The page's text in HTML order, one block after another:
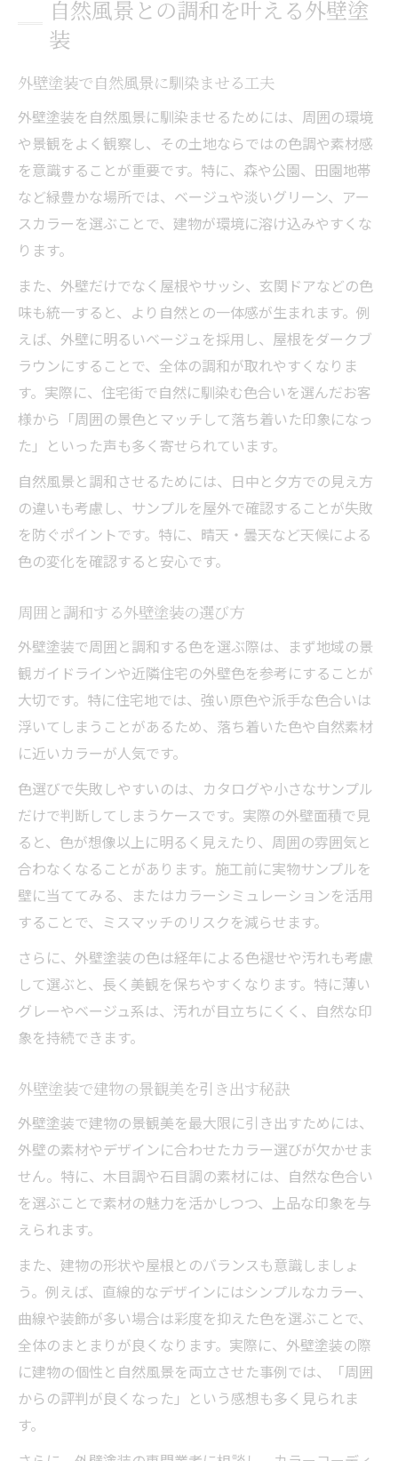
外壁塗装の色選びで迷わない判断基準
外壁塗装で避けたい色の特徴と理由
外壁塗装の色決めで後悔しないコツ
外壁塗装に適した色とふさわしくない色の
違い
周囲に馴染む外壁塗装はどんな色が最適か
外壁塗装で周囲に溶け込むカラー選定の極
自然風景に最適な外壁塗装色の選び方を解
説
外壁塗装で景観美を保つおすすめカラーパ
ターン
外壁塗装で選ばれる人気色の共通点と傾向
外壁塗装の色が周囲と調和する理由とポイ
景観美を守るための外壁塗装ポイント
外壁塗装で景観美を維持する実践ポイント
外壁塗装が景観に与える影響と配慮点
外壁塗装で美観を損なわないための注意点
外壁塗装の景観配慮で地域の印象もアップ
2025年注目の自然風カラーと外壁塗装
外壁塗装で注目される2025年の自然風カラ
ー
2025年人気の外壁塗装色と選び方の傾向
外壁塗装でトレンドカラーを活用する方法
外壁塗装に最適な2025年注目色の特徴
自然風景と調和する最新外壁塗装カラー解
説
外壁塗装の色ムラや剥がれを防ぐコツ
外壁塗装で剥がれを防ぐ下地処理の重要性
外壁塗装の仕上がりを左右する施工ポイン
法
自然風景との調和を叶える外壁塗
装
外壁塗装で自然風景に馴染ませる工夫
外壁塗装を自然風景に馴染ませるためには、周囲の環境
や景観をよく観察し、その土地ならではの色調や素材感
を意識することが重要です。特に、森や公園、田園地帯
など緑豊かな場所では、ベージュや淡いグリーン、アー
スカラーを選ぶことで、建物が環境に溶け込みやすくな
ります。
また、外壁だけでなく屋根やサッシ、玄関ドアなどの色
味も統一すると、より自然との一体感が生まれます。例
えば、外壁に明るいベージュを採用し、屋根をダークブ
ラウンにすることで、全体の調和が取れやすくなりま
す。実際に、住宅街で自然に馴染む色合いを選んだお客
様から「周囲の景色とマッチして落ち着いた印象になっ
た」といった声も多く寄せられています。
自然風景と調和させるためには、日中と夕方での見え方
の違いも考慮し、サンプルを屋外で確認することが失敗
を防ぐポイントです。特に、晴天・曇天など天候による
色の変化を確認すると安心です。
周囲と調和する外壁塗装の選び方
外壁塗装で周囲と調和する色を選ぶ際は、まず地域の景
観ガイドラインや近隣住宅の外壁色を参考にすることが
大切です。特に住宅地では、強い原色や派手な色合いは
浮いてしまうことがあるため、落ち着いた色や自然素材
に近いカラーが人気です。
色選びで失敗しやすいのは、カタログや小さなサンプル
だけで判断してしまうケースです。実際の外壁面積で見
ると、色が想像以上に明るく見えたり、周囲の雰囲気と
合わなくなることがあります。施工前に実物サンプルを
壁に当ててみる、またはカラーシミュレーションを活用
することで、ミスマッチのリスクを減らせます。
さらに、外壁塗装の色は経年による色褪せや汚れも考慮
して選ぶと、長く美観を保ちやすくなります。特に薄い
グレーやベージュ系は、汚れが目立ちにくく、自然な印
象を持続できます。
外壁塗装で建物の景観美を引き出す秘訣
外壁塗装で建物の景観美を最大限に引き出すためには、
外壁の素材やデザインに合わせたカラー選びが欠かせま
せん。特に、木目調や石目調の素材には、自然な色合い
を選ぶことで素材の魅力を活かしつつ、上品な印象を与
えられます。
また、建物の形状や屋根とのバランスも意識しましょ
う。例えば、直線的なデザインにはシンプルなカラー、
曲線や装飾が多い場合は彩度を抑えた色を選ぶことで、
全体のまとまりが良くなります。実際に、外壁塗装の際
に建物の個性と自然風景を両立させた事例では、「周囲
からの評判が良くなった」という感想も多く見られま
す。